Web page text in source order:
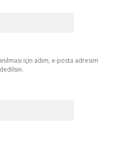
için adım, e-posta adresim